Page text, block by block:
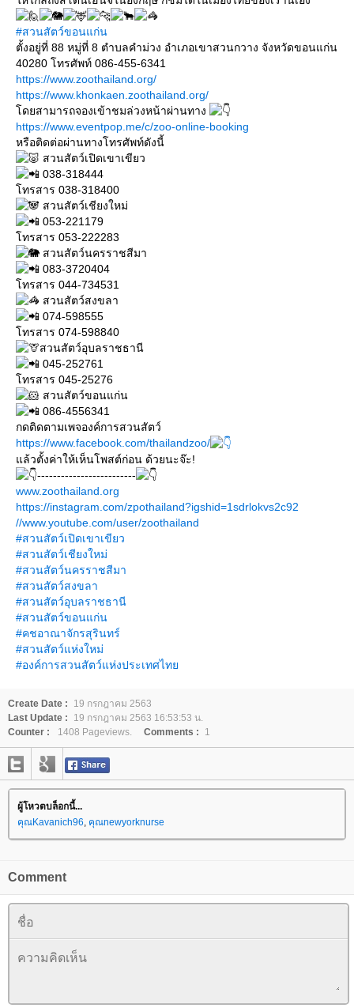
#สวนสัตว์ขอนแก่น
ตั้งอยู่ที่ 88 หมู่ที่ 8 ตำบลคำม่วง อำเภอเขาสวนกวาง จังหวัดขอนแก่น
40280 โทรศัพท์ 086-455-6341
https://www.zoothailand.org/
https://www.khonkaen.zoothailand.org/
ดยสามารถจองเข้าชมล่วงหน้าผ่านทาง
https://www.eventpop.me/c/zoo-online-booking
หรือติดต่อผ่านทางโทรศัพท์ดังนี้
สวนสัตว์เปิดเขาเขียว
038-318444
ทรสาร 038-318400
สวนสัตว์เชียงใหม่
053-221179
ทรสาร 053-222283
สวนสัตว์นครราชสีมา
083-3720404
ทรสาร 044-734531
สวนสัตว์สงขลา
074-598555
ทรสาร 074-598840
สวนสัตว์อุบลราชธานี
045-252761
ทรสาร 045-25276
สวนสัตว์ขอนแก่น
086-4556341
กดติดตามเพจองค์การสวนสัตว์
https://www.facebook.com/thailandzoo/
ล้วตั้งค่าให้เห็นโพสต์ก่อน ด้วยนะจ๊ะ!
-------------------------
www.zoothailand.org
https://instagram.com/zpothailand?igshid=1sdrlokvs2c92
//www.youtube.com/user/zoothailand
#สวนสัตว์เปิดเขาเขียว
#สวนสัตว์เชียงใหม่
#สวนสัตว์นครราชสีมา
#สวนสัตว์สงขลา
#สวนสัตว์อุบลราชธานี
#สวนสัตว์ขอนแก่น
#คชอาณาจักรสุรินทร์
#สวนสัตว์แห่งใหม่
#องค์การสวนสัตว์แห่งประเทศไท
Create Date :
19 กรกฎาคม 2563
Last Update :
19 กรกฎาคม 2563 16:53:53 น.
Counter :
1408 Pageviews. Comments : 1
ผู้โหวตบล็อกนี้...
คุณKavanich96, คุณnewyorknurse
Comment